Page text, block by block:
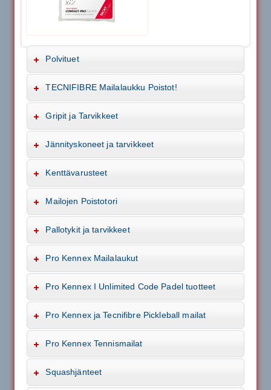
Polvituet
TECNIFIBRE Mailalaukku Poistot!
Gripit ja Tarvikkeet
Jännityskoneet ja tarvikkeet
Kenttävarusteet
Mailojen Poistotori
Pallotykit ja tarvikkeet
Pro Kennex Mailalaukut
Pro Kennex I Unlimited Code Padel tuotteet
Pro Kennex ja Tecnifibre Pickleball mailat
Pro Kennex Tennismailat
Squashjänteet